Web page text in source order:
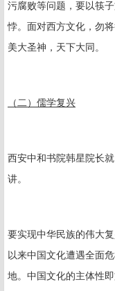
污腐败等问题，要以筷
悖。面对西方文化，勿
美大圣神，天下大同。
（二）儒学复兴
西安中和书院韩星院长
讲。
要实现中华民族的伟大
以来中国文化遭遇全面
地。中国文化的主体性